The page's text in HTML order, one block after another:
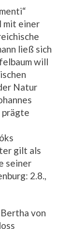
mit einer
ließ sich
will
Natur
prägte
gilt als
seiner
2.8.,
von